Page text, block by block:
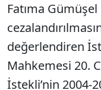
Fatıma Gümüşel
değerlendiren
Mahkemesi 20.
İstekli’nin 2004-